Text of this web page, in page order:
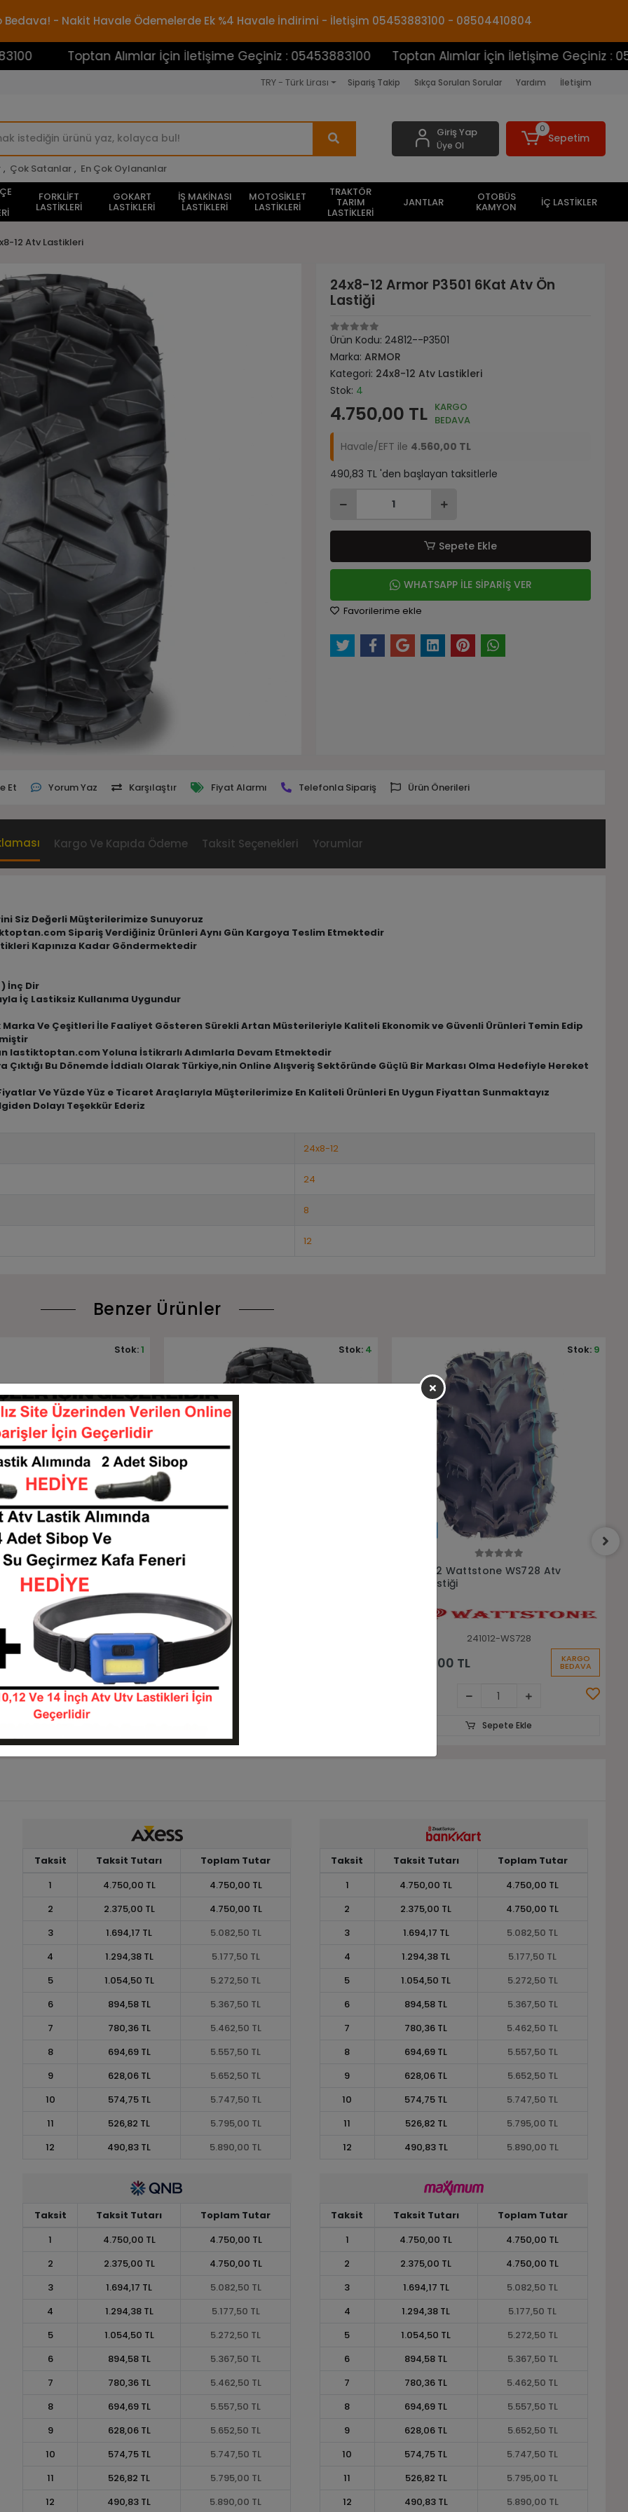
Bedava! - Nakit Havale Ödemelerde Ek %4 Havale İndirimi - İletişim 05453883100 - 08504410804
Toptan Alımlar İçin İletişime Geçiniz : 05453883100 Toptan Alımlar İçin İletişime Geçiniz :
TRY - Türk Lirası Sipariş Takip Sıkça Sorulan Sorular Yardım İletişim
, Çok Satanlar , En Çok Oylananlar
Giriş Yap
Üye Ol
0
Sepetim
FORKLİFT
LASTİKLERİ
GOKART
LASTİKLERİ
İŞ MAKİNASI
LASTİKLERİ
MOTOSİKLET
LASTİKLERİ
TRAKTÖR
TARIM
LASTİKLERİ
JANTLAR OTOBÜS
KAMYON İÇ LASTİKLER
12 Atv Lastikleri
24x8-12 Armor P3501 6Kat Atv Ön
Lastiği
Ürün Kodu:24812--P3501
Marka:ARMOR
Kategori: 24x8-12 Atv Lastikleri
Stok: 4
4.750,00 TL KARGO
BEDAVA
Havale/EFT ile 4.560,00 TL
490,83 TL 'den başlayan taksitlerle
Sepete Ekle
WHATSAPP İLE SİPARİŞ VER
Favorilerime ekle
Et Yorum Yaz Karşılaştır Fiyat Alarmı Telefonla Sipariş Ürün Önerileri
Kargo Ve Kapıda Ödeme Taksit Seçenekleri Yorumlar
Siz Değerli Müşterilerimize Sunuyoruz
Sipariş Verdiğiniz Ürünleri Aynı Gün Kargoya Teslim Etmektedir
Kapınıza Kadar Göndermektedir
İnç Dir
İç Lastiksiz Kullanıma Uygundur
Ve Çeşitleri İle Faaliyet Gösteren Sürekli Artan Müsterileriyle Kaliteli Ekonomik ve Güvenli Ürünleri Temin Edip
lastiktoptan.com Yoluna İstikrarlı Adımlarla Devam Etmektedir
Bu Dönemde İddialı Olarak Türkiye,nin Online Alışveriş Sektöründe Güçlü Bir Markası Olma Hedefiyle Hereket
Ve Yüzde Yüz e Ticaret Araçlarıyla Müşterilerimize En Kaliteli Ürünleri En Uygun Fiyattan Sunmaktayız
Dolayı Teşekkür Ederiz
24x8-12
24
8
12
Benzer Ürünler
Sepete Ekle
P3501 6Kat Atv
241012--P3501
KARGO
Stok:4
Sepete Ekle
5.500,00 TL
Stok: 9
24x8-12 24x10-12 Wattstone
Ws728 Ön Arka Takım Atv Lastiği
24812-241012-WS728
21.500,00 TL KARGO
BEDAVA
Stok: 5
Sepete Ekle
Taksit Taksit Tutarı
Toplam Tutar
1
4.750,00 TL
4.750,00 TL
2
2.375,00 TL
4.750,00 TL
3
1.694,17 TL
5.082,50 TL
4
1.294,38 TL
5.177,50 TL
5
1.054,50 TL
5.272,50 TL
6
894,58 TL
5.367,50 TL
7
780,36 TL
5.462,50 TL
8
694,69 TL
5.557,50 TL
9
628,06 TL
5.652,50 TL
10
574,75 TL
5.747,50 TL
11
526,82 TL
5.795,00 TL
12
490,83 TL 5.890,00 TL
Taksit Taksit Tutarı
Toplam Tutar
1
4.750,00 TL
4.750,00 TL
2
2.375,00 TL
4.750,00 TL
3
1.694,17 TL
5.082,50 TL
4
1.294,38 TL
5.177,50 TL
5
1.054,50 TL
5.272,50 TL
6
894,58 TL
5.367,50 TL
7
780,36 TL
5.462,50 TL
8
694,69 TL
5.557,50 TL
9
628,06 TL
5.652,50 TL
10
574,75 TL
5.747,50 TL
11
526,82 TL
5.795,00 TL
12
490,83 TL 5.890,00 TL
Taksit Taksit Tutarı
Toplam Tutar
1
4.750,00 TL
4.750,00 TL
2
2.375,00 TL
4.750,00 TL
3
1.694,17 TL
5.082,50 TL
4
1.294,38 TL
5.177,50 TL
5
1.054,50 TL
5.272,50 TL
6
894,58 TL
5.367,50 TL
7
780,36 TL
5.462,50 TL
8
694,69 TL
5.557,50 TL
9
628,06 TL
5.652,50 TL
10
574,75 TL
5.747,50 TL
11
526,82 TL
5.795,00 TL
12
490,83 TL 5.890,00 TL
Taksit Taksit Tutarı
Toplam Tutar
1
4.750,00 TL
4.750,00 TL
2
2.375,00 TL
4.750,00 TL
3
1.694,17 TL
5.082,50 TL
4
1.294,38 TL
5.177,50 TL
5
1.054,50 TL
5.272,50 TL
6
894,58 TL
5.367,50 TL
7
780,36 TL
5.462,50 TL
8
694,69 TL
5.557,50 TL
9
628,06 TL
5.652,50 TL
10
574,75 TL
5.747,50 TL
11
526,82 TL
5.795,00 TL
12
490,83 TL 5.890,00 TL